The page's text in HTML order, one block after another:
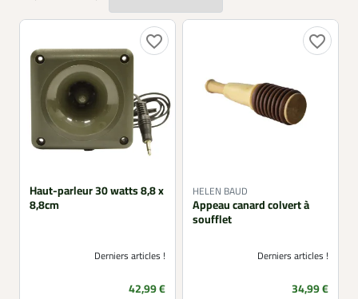
complètent l’équipement du chasseur. Que vous soyez
huttier, rabatteur ou chasseur à l’affût, ces appeaux de
chasse optimisent vos sorties en respectant le
comportement naturel du gibier.
favorite_border
Haut-parleur 30 watts 8,8 x
8,8cm
Derniers articles !
Prix
42,99 €
favorite_border
HELEN BAUD
Appeau canard colvert à
soufflet
Derniers articles !
Prix
34,99 €